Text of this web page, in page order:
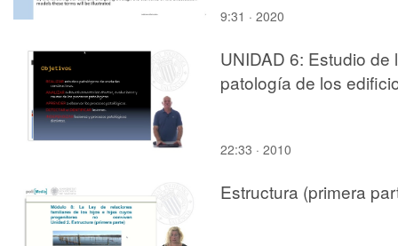
9:31 · 2020
UNIDAD 6: Estudio de
patología de los
22:33 · 2010
Estructura (primera